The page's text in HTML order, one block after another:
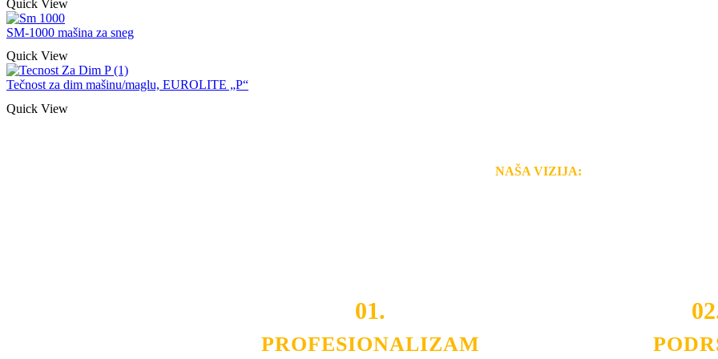
Quick View
SM-1000 mašina za sneg
Quick View
Tečnost za dim mašinu/maglu, EUROLITE „P“
Quick View
NAŠA VIZIJA:
01.
PROFESIONALIZAM